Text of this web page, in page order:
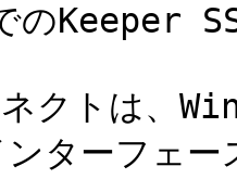
のKeeper
クトは、
ターフェ